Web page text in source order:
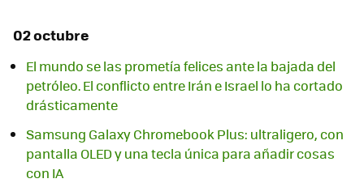
02 octubre
El mundo se las prometía felices ante la bajada del
petróleo. El conflicto entre Irán e Israel lo ha cortado
drásticamente
Samsung Galaxy Chromebook Plus: ultraligero, con
pantalla OLED y una tecla única para añadir cosas
con IA